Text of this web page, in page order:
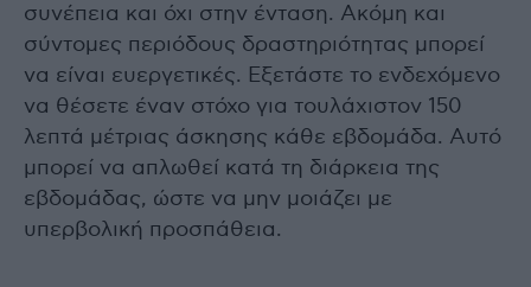
συνέπεια και όχι στην ένταση. Ακόμη και
σύντομες περιόδους δραστηριότητας μπορεί
να είναι ευεργετικές. Εξετάστε το ενδεχόμενο
να θέσετε έναν στόχο για τουλάχιστον 150
λεπτά μέτριας άσκησης κάθε εβδομάδα. Αυτό
μπορεί να απλωθεί κατά τη διάρκεια της
εβδομάδας, ώστε να μην μοιάζει με
υπερβολική προσπάθεια.